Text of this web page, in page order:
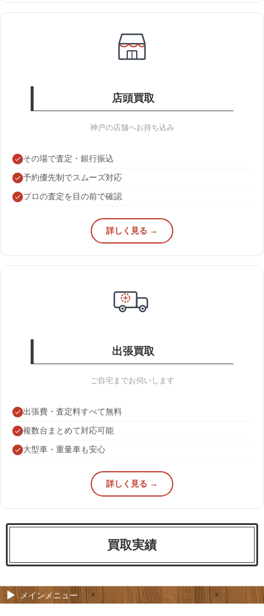
店頭買取
神戸の店舗へお持ち込み
その場で査定・銀行振込
予約優先制でスムーズ対応
プロの査定を目の前で確認
詳しく見る →
出張買取
ご自宅までお伺いします
出張費・査定料すべて無料
複数台まとめて対応可能
大型車・重量車も安心
詳しく見る →
買取実績
メインメニュー